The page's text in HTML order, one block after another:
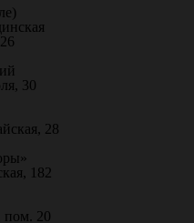
30
28
182
пом. 20